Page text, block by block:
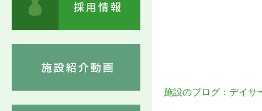
施設のブログ：デイサ